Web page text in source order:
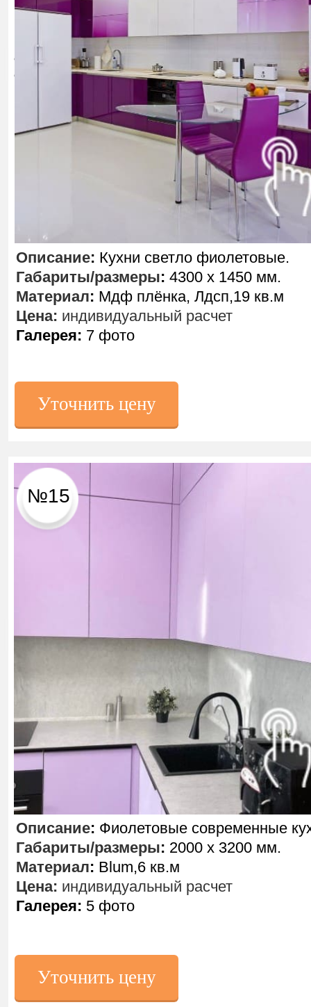
№15
Описание: Кухни светло фиолетовые.
Габариты/размеры: 4300 х 1450 мм.
Материал: Мдф плёнка, Лдсп,19 кв.м
Цена: индивидуальный расчет
Галерея: 7 фото
Описание: Фиолетовые современные
Габариты/размеры: 2000 х 3200 мм.
Материал: Blum,6 кв.м
Цена: индивидуальный расчет
Галерея: 5 фото
Уточнить цену
Уточнить цену